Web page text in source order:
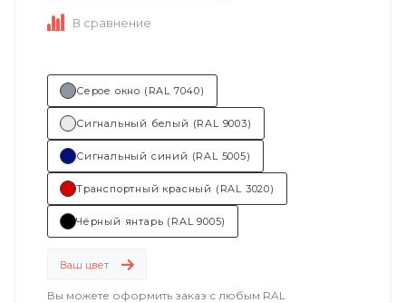
В сравнение
Серое окно (RAL 7040)
Сигнальный белый (RAL 9003)
Сигнальный синий (RAL 5005)
Транспортный красный (RAL 3020)
Чёрный янтарь (RAL 9005)
Ваш цвет
Вы можете оформить заказ с любым RAL